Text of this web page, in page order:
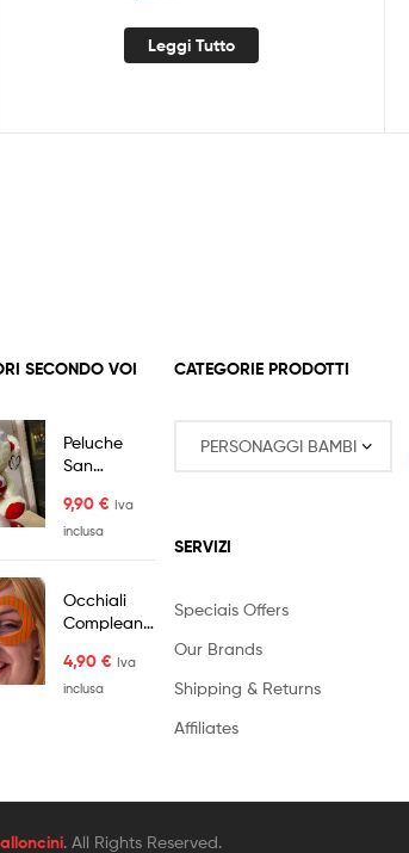
Leggi Tutto
SECONDO VOI
Peluche
San
Orso Panna
Cuore
9,90€ Iva
inclusa
Occhiali
Compleanno
4,90€ Iva
inclusa
CATEGORIE PRODOTTI
SERVIZI
Speciais Offers
Our Brands
Shipping & Returns
Affiliates
. All Rights Reserved.